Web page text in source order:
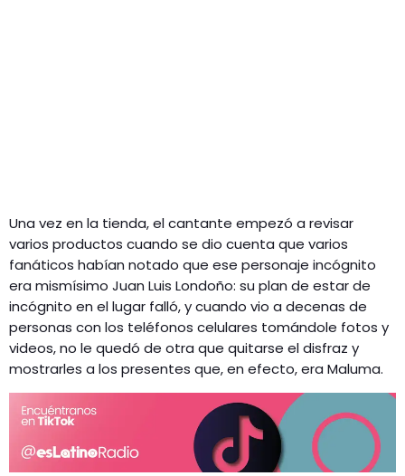
Una vez en la tienda, el cantante empezó a revisar
varios productos cuando se dio cuenta que varios
fanáticos habían notado que ese personaje incógnito
era mismísimo Juan Luis Londoño: su plan de estar de
incógnito en el lugar falló, y cuando vio a decenas de
personas con los teléfonos celulares tomándole fotos y
videos, no le quedó de otra que quitarse el disfraz y
mostrarles a los presentes que, en efecto, era Maluma.